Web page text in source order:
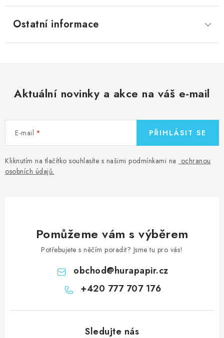
Ostatní informace
Aktuální novinky a akce na váš e-mail
E-mail
Kliknutím na tlačítko souhlasíte s našimi podmínkami na ochranou
osobních údajů.
PŘIHLÁSIT SE
Pomůžeme vám s výběrem
Potřebujete s něčím poradit? Jsme tu pro vás!
obchod@hurapapir.cz
+420 777 707 176